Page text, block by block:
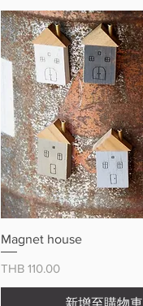
快速瀏覽
Magnet house
價格
THB 110.00